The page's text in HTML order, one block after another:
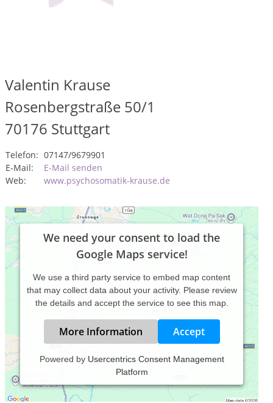
Valentin Krause
Rosenbergstraße 50/1
70176 Stuttgart
Telefon: 07147/9679901
E-Mail:
E-Mail senden
Web:
www.psychosomatik-krause.de
We need your consent to load the
Google Maps service!
We use a third party service to embed map content
that may collect data about your activity. Please review
the details and accept the service to see this map.
More Information Accept
Powered by Usercentrics Consent Management
Platform
Verantwortlich für den Inhalt des Eintrages ist: Valentin
Krause